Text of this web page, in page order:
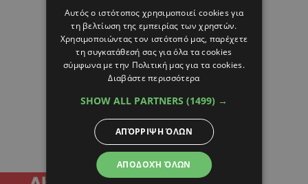
Αυτός ο ιστότοπος χρησιμοποιεί cookies για
τη βελτίωση της εμπειρίας των χρηστών.
Χρησιμοποιώντας τον ιστότοπό μας, παρέχετε
τη συγκατάθεσή σας για όλα τα cookies
σύμφωνα με την Πολιτική μας για τα cookies.
Διαβάστε περισσότερα
SHOW ALL PARTNERS (1499) →
ΑΠΟΔΟΧΉ ΌΛΩΝ
ΑΠΌΡΡΙΨΗ ΌΛΩΝ